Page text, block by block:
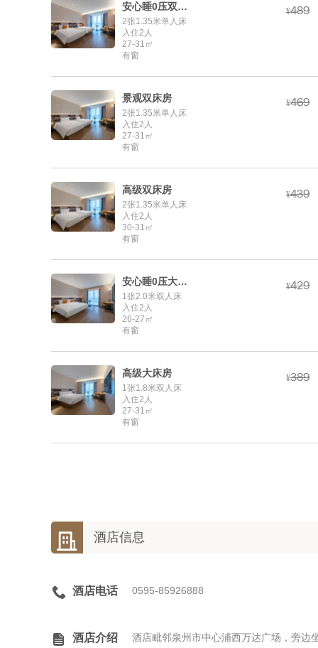
安心睡0压双床房
2张1.35米单人床
入住2人
27-31㎡
有窗
¥
景观双床房
2张1.35米单人床
入住2人
27-31㎡
有窗
¥
高级双床房
2张1.35米单人床
入住2人
30-31㎡
有窗
¥
安心睡0压大床房
1张2.0米双人床
入住2人
26-27㎡
有窗
¥
高级大床房
1张1.8米双人床
入住2人
27-31㎡
有窗
¥
 酒店信息
 酒店电话 0595-85926888
 酒店介绍
酒店毗邻泉州市中心浦西万达广场，旁边